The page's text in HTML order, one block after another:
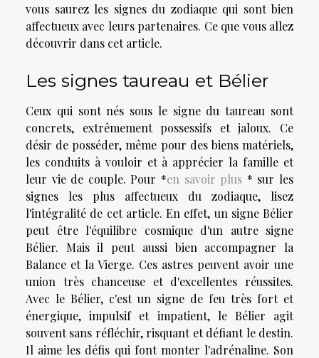
vous saurez les signes du zodiaque qui sont bien
affectueux avec leurs partenaires. Ce que vous allez
découvrir dans cet article.
Les signes taureau et Bélier
Ceux qui sont nés sous le signe du taureau sont
concrets, extrêmement possessifs et jaloux. Ce
désir de posséder, même pour des biens matériels,
les conduits à vouloir et à apprécier la famille et
leur vie de couple. Pour *en savoir plus * sur les
signes les plus affectueux du zodiaque, lisez
l'intégralité de cet article. En effet, un signe Bélier
peut être l'équilibre cosmique d'un autre signe
Bélier. Mais il peut aussi bien accompagner la
Balance et la Vierge. Ces astres peuvent avoir une
union très chanceuse et d'excellentes réussites.
Avec le Bélier, c'est un signe de feu très fort et
énergique, impulsif et impatient, le Bélier agit
souvent sans réfléchir, risquant et défiant le destin.
Il aime les défis qui font monter l'adrénaline. Son